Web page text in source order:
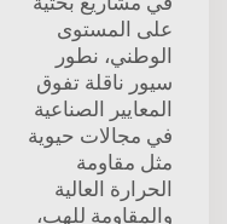
على المستوى
الوطني، نطور
سيور ناقلة تفوق
المعايير الصناعية
في مجالات حيوية
مثل مقاومة
الحرارة العالية
والمقاومة للهب،